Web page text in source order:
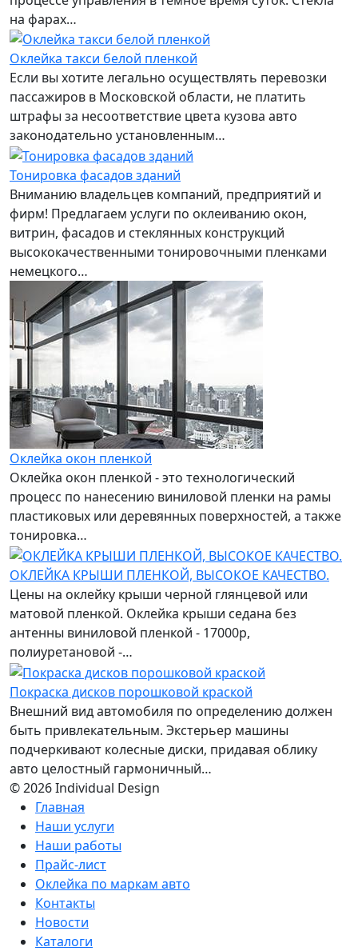
на фарах…
Оклейка такси белой пленкой
Если вы хотите легально осуществлять перевозки
пассажиров в Московской области, не платить
штрафы за несоответствие цвета кузова авто
законодательно установленным…
Тонировка фасадов зданий
Вниманию владельцев компаний, предприятий и
фирм! Предлагаем услуги по оклеиванию окон,
витрин, фасадов и стеклянных конструкций
высококачественными тонировочными пленками
немецкого…
Оклейка окон пленкой
Оклейка окон пленкой - это технологический
процесс по нанесению виниловой пленки на рамы
пластиковых или деревянных поверхностей, а также
тонировка…
ОКЛЕЙКА КРЫШИ ПЛЕНКОЙ, ВЫСОКОЕ КАЧЕСТВО.
Цены на оклейку крыши черной глянцевой или
матовой пленкой. Оклейка крыши седана без
антенны виниловой пленкой - 17000р,
полиуретановой -…
Покраска дисков порошковой краской
Внешний вид автомобиля по определению должен
быть привлекательным. Экстерьер машины
подчеркивают колесные диски, придавая облику
авто целостный гармоничный…
© 2026 Individual Design
Главная
Наши услуги
Наши работы
Прайс-лист
Оклейка по маркам авто
Контакты
Новости
Каталоги